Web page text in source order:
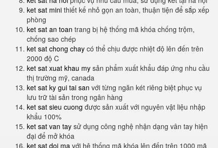
ket sat mini thiết kế nhỏ gọn an toàn, thuận tiện để sắp xếp
phòng
ket sat an toan trang bị hệ thống mã khóa chống trộm,
chống sao chép
ket sat chong chay có thể chịu được nhiệt độ lên đến trên
2000 độ C
ket sat xuat khau my sản phẩm xuất khẩu đáp ứng nhu cầu
thị trường mỹ, canada
ket sat ky gui tai san với từng ngăn két riêng biệt phục vụ
lưu trữ tài sản trong ngân hàng
ket sat sieu cuong được sản xuất với nguyên vật liệu nhập
khẩu 100%
ket sat van tay sử dụng công nghệ nhận dạng vân tay hiện
đại để mở khóa
ket sat doi ma với hệ thống mã khóa lên đến trên 1000 mã